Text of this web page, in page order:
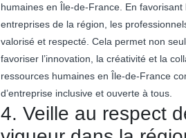
humaines en Île-de-France. En
entreprises de la région, les
valorisé et respecté. Cela permet non
favoriser l’innovation, la créativité et la
ressources humaines en Île-de-France
d’entreprise inclusive et ouverte à tous.
4. Veille au respect